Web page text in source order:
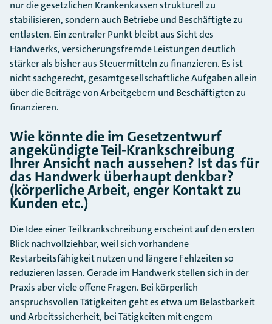
nur die gesetzlichen Krankenkassen strukturell zu
stabilisieren, sondern auch Betriebe und Beschäftigte zu
entlasten. Ein zentraler Punkt bleibt aus Sicht des
Handwerks, versicherungsfremde Leistungen deutlich
stärker als bisher aus Steuermitteln zu finanzieren. Es ist
nicht sachgerecht, gesamtgesellschaftliche Aufgaben allein
über die Beiträge von Arbeitgebern und Beschäftigten zu
finanzieren.
Wie könnte die im Gesetzentwurf
angekündigte Teil-Krankschreibung
Ihrer Ansicht nach aussehen? Ist das für
das Handwerk überhaupt denkbar?
(körperliche Arbeit, enger Kontakt zu
Kunden etc.)
Die Idee einer Teilkrankschreibung erscheint auf den ersten
Blick nachvollziehbar, weil sich vorhandene
Restarbeitsfähigkeit nutzen und längere Fehlzeiten so
reduzieren lassen. Gerade im Handwerk stellen sich in der
Praxis aber viele offene Fragen. Bei körperlich
anspruchsvollen Tätigkeiten geht es etwa um Belastbarkeit
und Arbeitssicherheit, bei Tätigkeiten mit engem